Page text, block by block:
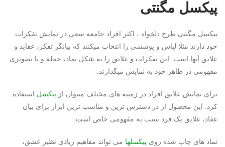
پیکسل مگنتی
پیکسل مگنتی طرح دلخواه ، اکثر افراد جامعه سعی در نمایش تفکرات
خود دارند مثلا لباس و پوششی را انتخاب میکنند که بیانگر تفکر، عقاید و
علایق آنها است. این تفکرات و علایق را به شکل نماد، جمله و یا تصویری
مفهومی در ظاهر خود به نمایش میگذارند.
برای نمایش علایق افراد در زمینه های مختلف میتوان از پیکسل استفاده
کرد. این محصول از در دسترس ترین و مناسب ترین ابزار برای بیان
عقاد، علایق یک فرد نسب به مفهومی خاص است.
نماد های چاپ شده روی پیکسلها می تواند مفاهیم زیادی نظیر عشق،